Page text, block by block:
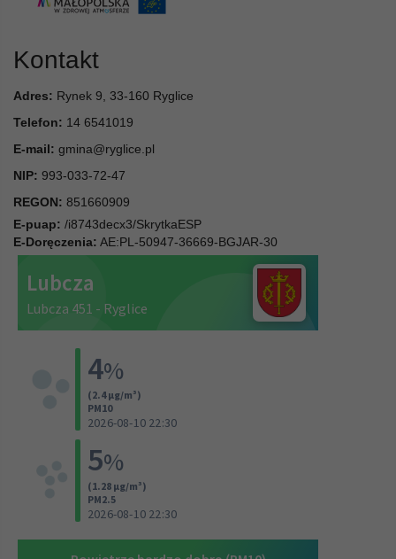
Kontakt
Adres: Rynek 9, 33-160 Ryglice
Telefon: 14 6541019
E-mail: gmina@ryglice.pl
NIP: 993-033-72-47
REGON: 851660909
E-puap: /i8743decx3/SkrytkaESP
E-Doręczenia: AE:PL-50947-36669-BGJAR-30